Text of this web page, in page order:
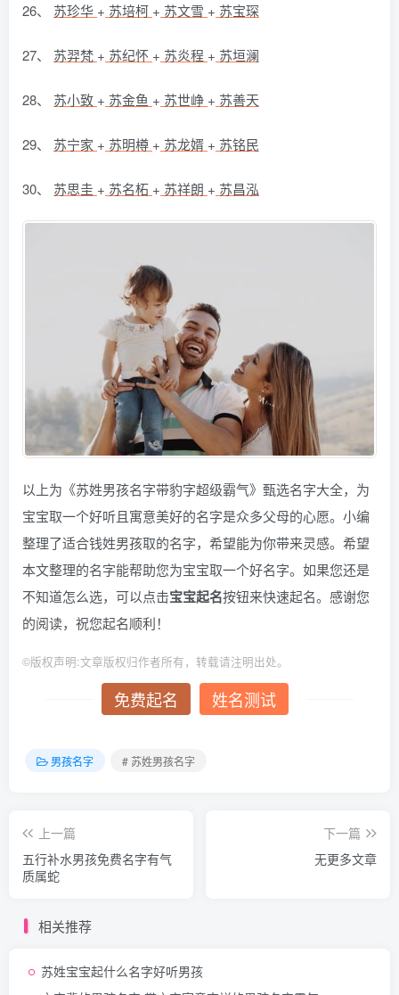
26、 苏珍华 + 苏培柯 + 苏文雪 + 苏宝琛
27、 苏羿梵 + 苏纪怀 + 苏炎程 + 苏垣澜
28、 苏小致 + 苏金鱼 + 苏世峥 + 苏善天
29、 苏宁家 + 苏明樽 + 苏龙婿 + 苏铭民
30、 苏思圭 + 苏名柘 + 苏祥朗 + 苏昌泓
以上为《苏姓男孩名字带豹字超级霸气》甄选名字大全，为
宝宝取一个好听且寓意美好的名字是众多父母的心愿。小编
整理了适合钱姓男孩取的名字，希望能为你带来灵感。希望
本文整理的名字能帮助您为宝宝取一个好名字。如果您还是
不知道怎么选，可以点击宝宝起名按钮来快速起名。感谢您
的阅读，祝您起名顺利！
©版权声明:文章版权归作者所有，转载请注明出处。
免费起名 姓名测试
男孩名字 # 苏姓男孩名字
上一篇
五行补水男孩免费名字有气
质属蛇
下一篇
无更多文章
相关推荐
苏姓宝宝起什么名字好听男孩